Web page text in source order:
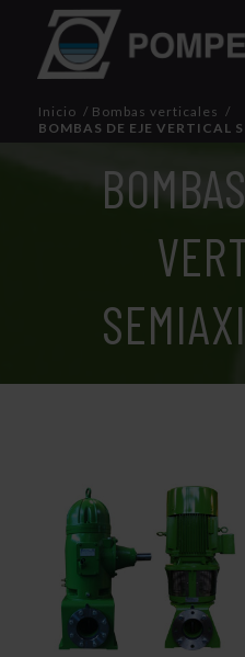
Inicio / Bombas verticales /
BOMBAS DE EJE VERTICAL